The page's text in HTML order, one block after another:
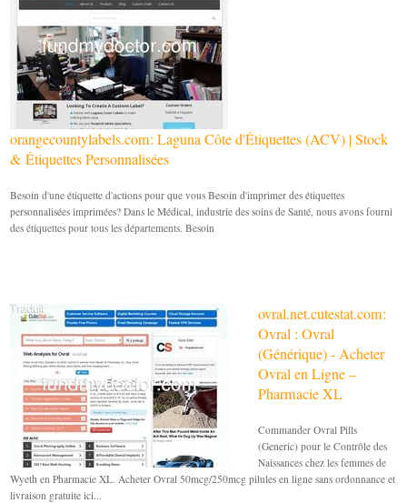
orangecountylabels.com: Laguna Côte d'Étiquettes (ACV) | Stock
& Étiquettes Personnalisées
Besoin d'une étiquette d'actions pour que vous Besoin d'imprimer des étiquettes
personnalisées imprimées? Dans le Médical, industrie des soins de Santé, nous avons fourni
des étiquettes pour tous les départements. Besoin
ovral.net.cutestat.com:
Ovral : Ovral
(Générique) - Acheter
Ovral en Ligne –
Pharmacie XL
Commander Ovral Pills
(Generic) pour le Contrôle des
Naissances chez les femmes de
Wyeth en Pharmacie XL. Acheter Ovral 50mcg/250mcg pilules en ligne sans ordonnance et
livraison gratuite ici...